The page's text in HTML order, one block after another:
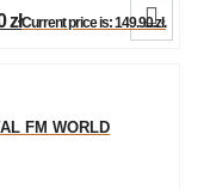
złCurrent price is: 149.90 zł.

FM WORLD